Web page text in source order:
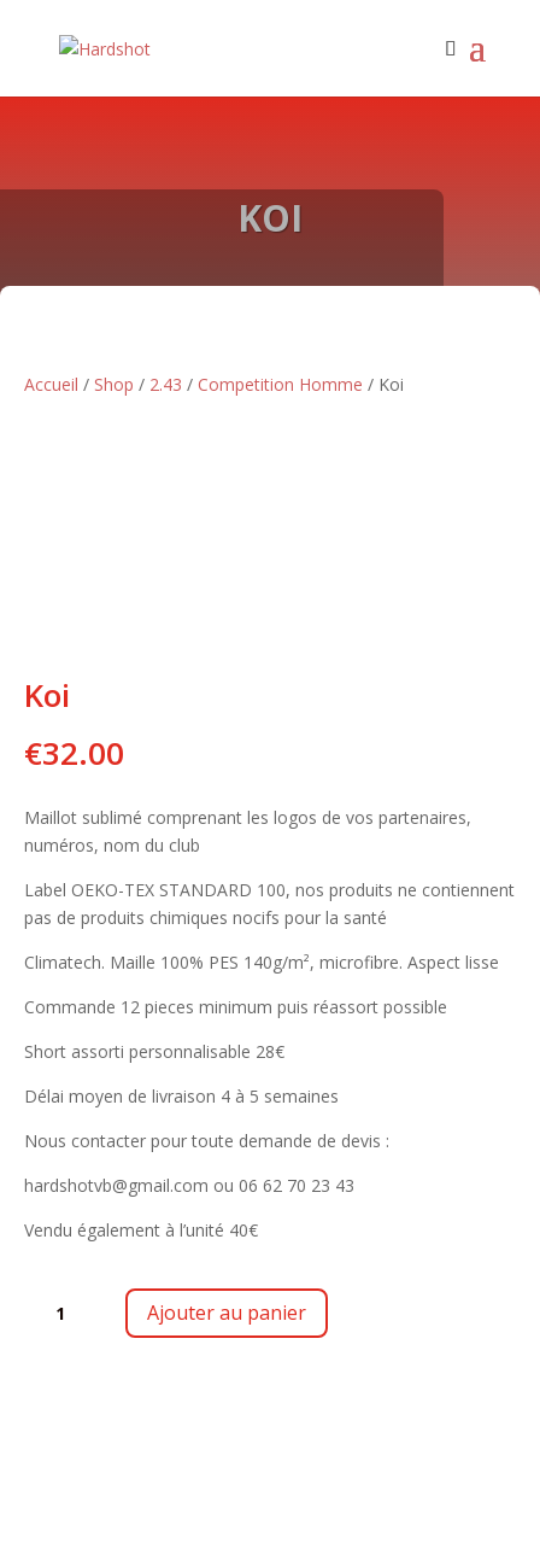
KOI
Accueil / Shop / 2.43 / Competition Homme / Koi
Koi
€32.00
Maillot sublimé comprenant les logos de vos partenaires,
numéros, nom du club
Label OEKO-TEX STANDARD 100, nos produits ne contiennent
pas de produits chimiques nocifs pour la santé
Climatech. Maille 100% PES 140g/m², microfibre. Aspect lisse
Commande 12 pieces minimum puis réassort possible
Short assorti personnalisable 28€
Délai moyen de livraison 4 à 5 semaines
Nous contacter pour toute demande de devis :
hardshotvb@gmail.com ou 06 62 70 23 43
Vendu également à l’unité 40€
Ajouter au panier